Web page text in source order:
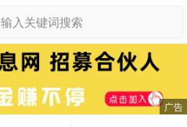
输入关键词搜索